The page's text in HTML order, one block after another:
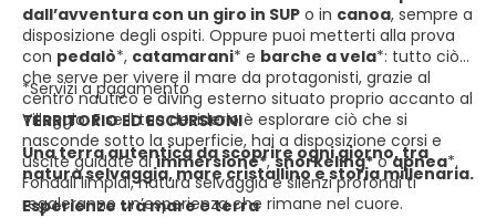
dall’avventura con un giro in SUP o in canoa, sempre a
disposizione degli ospiti. Oppure puoi metterti alla prova
con pedalò*, catamarani* e barche a vela*: tutto ciò
che serve per vivere il mare da protagonisti, grazie al
centro nautico e diving esterno situato proprio accanto al
Villaggio. E se il tuo desiderio è esplorare ciò che si
nasconde sotto la superficie, hai a disposizione corsi e
uscite guidate diimmersione*,snorkeling*oapnea*.
Fondali limpidi, natura selvaggia e silenzi profondi ti
regaleranno un’esperienza che rimane nel cuore.
*Servizi a pagamento
TERRITORIO ED ESCURSIONI
Una terra autentica da scoprire ogni giorno, tra
natura selvaggia, mare cristallino e storia millenaria.
Esperienze tra mare e terra